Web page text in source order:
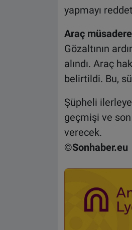
yapmayı
Araç
Gözaltının
alındı. Araç
belirtildi. Bu,
Şüpheli
geçmişi ve
verecek.
©Sonhaber.eu